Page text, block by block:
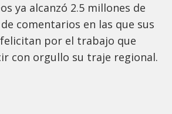
ya alcanzó 2.5 millones de
comentarios en las que sus
por el trabajo que
con orgullo su traje regional.